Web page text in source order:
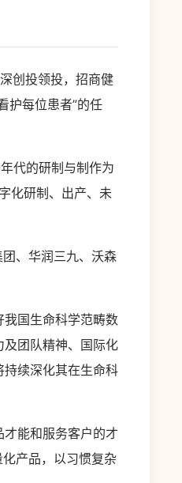
创投领投，招商健
护每位患者”的任
代的研制与制作为
化研制、出产、未
、华润三九、沃森
国生命科学范畴数
团队精神、国际化
续深化其在生命科
能和服务客户的才
产品，以习惯复杂